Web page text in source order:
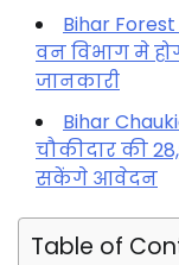
Bihar
वन विभाग मे
जानकारी
Bihar
चौकीदार की
सकेंगे आवेदन
Table of